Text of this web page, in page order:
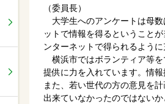
（委員長）
大学生へのアンケートは母数
ットで情報を得るということ
ンターネットで得られるよう
横浜市ではボランティア等を
提供に力を入れています。情
また、若い世代の方の意見を
出来ていなかったのではないか